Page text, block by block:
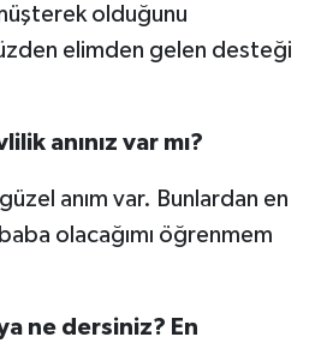
olduğunu
elimden gelen desteği
anınız var mı?
anım var. Bunlardan en
olacağımı öğrenmem
ne dersiniz? En